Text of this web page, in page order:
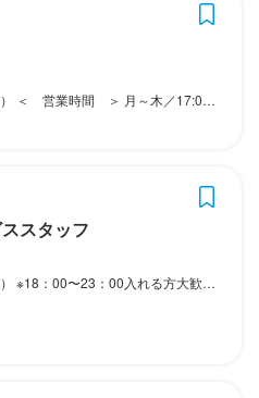
～木／17:00～22:00 金・土・祝前日／17:00~23:00
スタッフ
フルタイム歓迎 ＜ 営業時間 ＞ 月〜木／17：00〜22：00 金・土・祝前日／17：00〜23：00
ど、幅広い業務をお任せしま
いただき、少しずつ店舗運営の
のホール業務
フト管理
ッチン内の衛生管理まで、厨房
す。さらに、新メニューの企画
の発想力や経験を活かせる仕事
ッチン内の衛生管理まで、厨房
す。さらに、新メニューの企画
の発想力や経験を活かせる仕事
り 髪型自由
、調理全般を担当していただく